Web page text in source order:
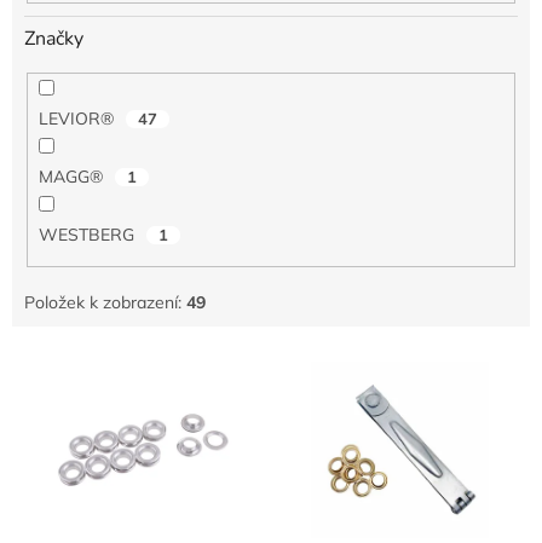
Značky
LEVIOR® 47
MAGG® 1
WESTBERG 1
Položek k zobrazení: 49